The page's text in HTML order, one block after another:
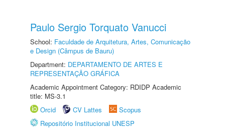
Paulo Sergio Torquato Vanucci
School: Faculdade de Arquitetura, Artes, Comunicação
e Design (Câmpus de Bauru)
Department: DEPARTAMENTO DE ARTES E
REPRESENTAÇÃO GRÁFICA
Academic Appointment Category: RDIDP Academic
title: MS-3.1
Orcid
CV Lattes
Scopus
Repositório Institucional UNESP